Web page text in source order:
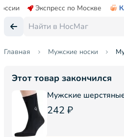
Экспресс по Москве
Главная Мужские носки
Этот товар закончился
Мужские
242 ₽